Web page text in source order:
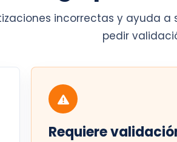
incorrectas y ayuda
pedir
Requiere